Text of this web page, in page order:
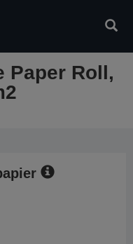
Paper Roll,